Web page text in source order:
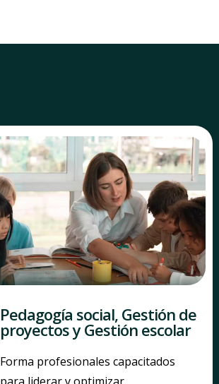
Pedagogía social, Gestión de
proyectos y Gestión escolar
Forma profesionales capacitados
para liderar y optimizar